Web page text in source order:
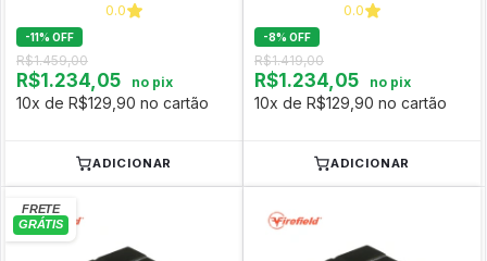
0.0
-11% OFF
R$1.459,00
R$1.234,05 no pix
10x de R$129,90 no cartão
ADICIONAR
0.0
-8% OFF
R$1.419,00
R$1.234,05 no pix
10x de R$129,90 no cartão
ADICIONAR